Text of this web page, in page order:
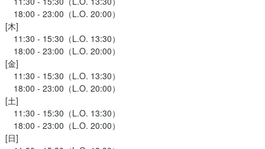
18:00 - 23:00（L.O. 20:00）
[木]
11:30 - 15:30（L.O. 13:30）
18:00 - 23:00（L.O. 20:00）
[金]
11:30 - 15:30（L.O. 13:30）
18:00 - 23:00（L.O. 20:00）
[土]
11:30 - 15:30（L.O. 13:30）
18:00 - 23:00（L.O. 20:00）
[日]